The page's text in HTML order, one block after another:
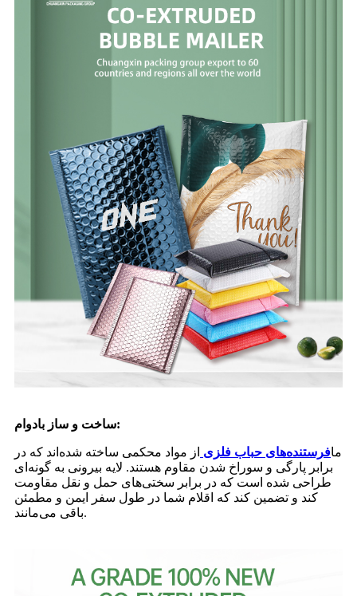
ساخت و ساز بادوام:
مافرستنده‌های حباب فلزی از مواد محکمی ساخته شده‌اند که در
برابر پارگی و سوراخ شدن مقاوم هستند. لایه بیرونی به گونه‌ای
طراحی شده است که در برابر سختی‌های حمل و نقل مقاومت
کند و تضمین کند که اقلام شما در طول سفر ایمن و مطمئن
باقی می‌مانند.